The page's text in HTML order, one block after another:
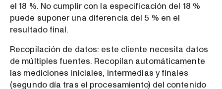
el 18 %. No cumplir con la especificación del 18 %
puede suponer una diferencia del 5 % en el
resultado final.
Recopilación de datos: este cliente necesita datos
de múltiples fuentes. Recopilan automáticamente
las mediciones iniciales, intermedias y finales
(segundo día tras el procesamiento) del contenido